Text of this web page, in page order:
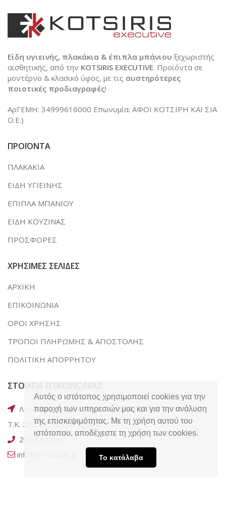
Αυτός ο ιστότοπος χρησιμοποιεί cookies για την
παροχή των υπηρεσιών μας και για την ανάλυση
της επισκεψιμότητας. Με τη χρήση αυτού του
ιστότοπου, αποδέχεστε τη χρήση των cookies.
Το κατάλαβα
Είδη υγιεινής, πλακάκια & έπιπλα μπάνιου ξεχωριστής
αισθητικής, από την KOTSIRIS EXECUTIVE. Προϊόντα σε
μοντέρνο & κλασικό ύφος, με τις αυστηρότερες
ποιοτικές προδιαγραφές!
ΑρΓΕΜΗ: 34999616000 Επωνυμία: ΑΦΟΙ ΚΟΤΣΙΡΗ ΚΑΙ ΣΙΑ
Ο.Ε.)
ΠΡΟΪΟΝΤΑ
ΠΛΑΚΑΚΙΑ
ΕΙΔΗ ΥΓΙΕΙΝΗΣ
ΕΠΙΠΛΑ ΜΠΑΝΙΟΥ
ΕΙΔΗ ΚΟΥΖΙΝΑΣ
ΠΡΟΣΦΟΡΕΣ
ΧΡΗΣΙΜΕΣ ΣΕΛΙΔΕΣ
ΑΡΧΙΚΗ
ΕΠΙΚΟΙΝΩΝΙΑ
ΟΡΟΙ ΧΡΗΣΗΣ
ΤΡΟΠΟΙ ΠΛΗΡΩΜΗΣ & ΑΠΟΣΤΟΛΗΣ
ΠΟΛΙΤΙΚΗ ΑΠΟΡΡΗΤΟΥ
ΣΤΟΙΧΕΙΑ ΕΠΙΚΟΙΝΩΝΙΑΣ
Λεωφ. Ακρωτηρίου 169, Ταραμπούρα,
Τ.Κ. 263 34, Πάτρα Αχαΐας
2610 320050
info@e-kotsiris.gr